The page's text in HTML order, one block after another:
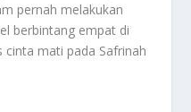
pernah melakukan
berbintang empat di
cinta mati pada Safrinah